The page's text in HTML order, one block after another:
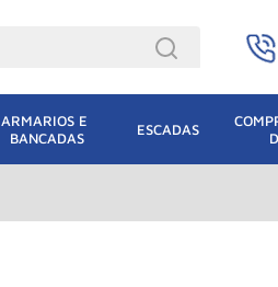
ARMARIOS E
BANCADAS
ESCADAS